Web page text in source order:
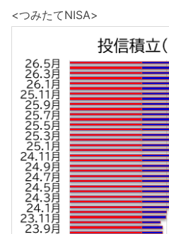
<つみたてNISA>